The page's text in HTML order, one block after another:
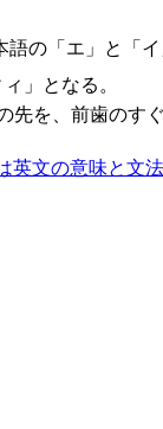
語の「エ」と「
」となる。
先を、前歯の
英文の意味と文